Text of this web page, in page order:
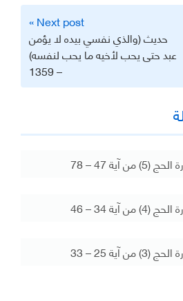
Next post »
حديث (والذي نفسي بيده لا يؤمن
عبد حتى يحب لأخيه ما يحب لنفسه)
– 1359